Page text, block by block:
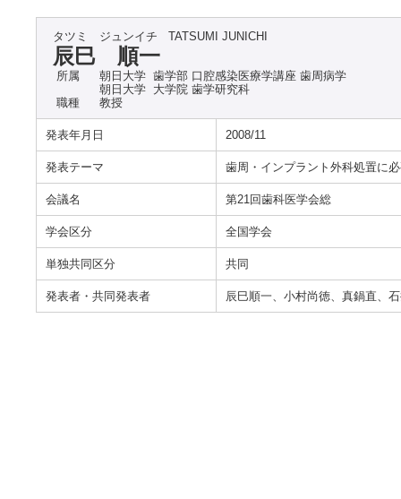
タツミ ジュンイチ TATSUMI JUNICHI
辰巳 順一
所属
朝日大学 歯学部 口腔感染医療学講座 歯周病学
朝日大学 大学院 歯学研究科
職種
教授
発表年月日 2008/11
発表テーマ 歯周・インプラント外科処置に
会議名 第21回歯科医学会総
学会区分 全国学会
単独共同区分 共同
発表者・共同発表者 辰巳順一、小村尚徳、真鍋直、